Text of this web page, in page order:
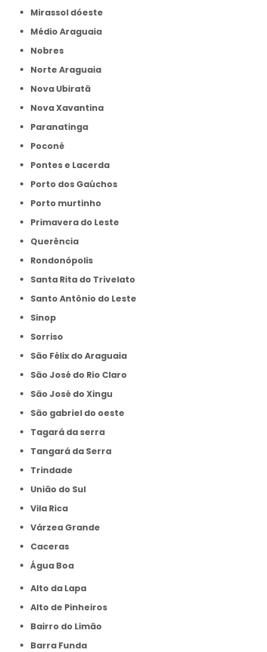
Mirassol dóeste
Médio Araguaia
Nobres
Norte Araguaia
Nova Ubiratã
Nova Xavantina
Paranatinga
Poconé
Pontes e Lacerda
Porto dos Gaúchos
Porto murtinho
Primavera do Leste
Querência
Rondonópolis
Santa Rita do Trivelato
Santo Antônio do Leste
Sinop
Sorriso
São Félix do Araguaia
São José do Rio Claro
São José do Xingu
São gabriel do oeste
Tagará da serra
Tangará da Serra
Trindade
União do Sul
Vila Rica
Várzea Grande
caceras
Água Boa
Alto da Lapa
Alto de Pinheiros
Bairro do Limão
Barra Funda